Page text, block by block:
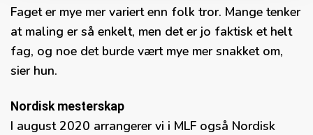
Faget er mye mer variert enn folk tror. Mange tenker
at maling er så enkelt, men det er jo faktisk et helt
fag, og noe det burde vært mye mer snakket om,
sier hun.
Nordisk mesterskap
I august 2020 arrangerer vi i MLF også Nordisk